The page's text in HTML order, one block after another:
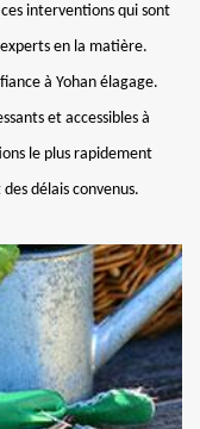
interventions qui sont
en la matière.
à Yohan élagage.
et accessibles à
le plus rapidement
délais convenus.